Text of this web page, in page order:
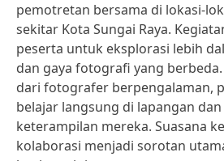
pemotretan bersama di lokasi-
sekitar Kota Sungai Raya.
peserta untuk eksplorasi lebih
dan gaya fotografi yang
dari fotografer berpengalaman,
belajar langsung di lapangan
keterampilan mereka. Suasana
kolaborasi menjadi sorotan